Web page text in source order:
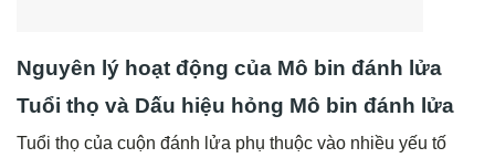
Nguyên lý hoạt động của Mô bin đánh lửa
Tuổi thọ và Dấu hiệu hỏng Mô bin đánh lửa
Tuổi thọ của cuộn đánh lửa phụ thuộc vào nhiều yếu tố